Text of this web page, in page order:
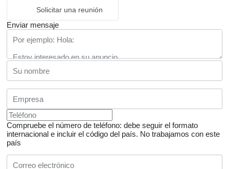
Solicitar una reunión
Enviar mensaje
Compruebe el número de teléfono: debe seguir el formato
internacional e incluir el código del país. No trabajamos con este
país